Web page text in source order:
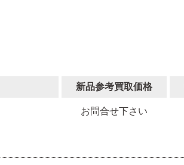
新品参考買取価格
お問合せ下さい